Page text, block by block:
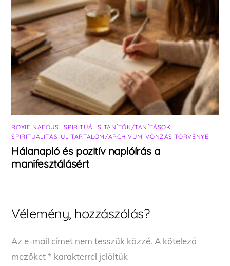
ROXIE NAFOUSI ,SPIRITUÁLIS TANÍTÓK/TANÍTÁSOK
SPIRITUALITÁS ÚJ TARTALOM/ARCHÍVUM ,VONZÁS TÖRVÉNYE
Hálanapló és pozitív naplóírás a
manifesztálásért
Vélemény, hozzászólás?
Az e-mail címet nem tesszük közzé. A kötelező
mezőket* karakterrel jelöltük